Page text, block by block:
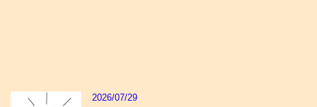
2026/07/29